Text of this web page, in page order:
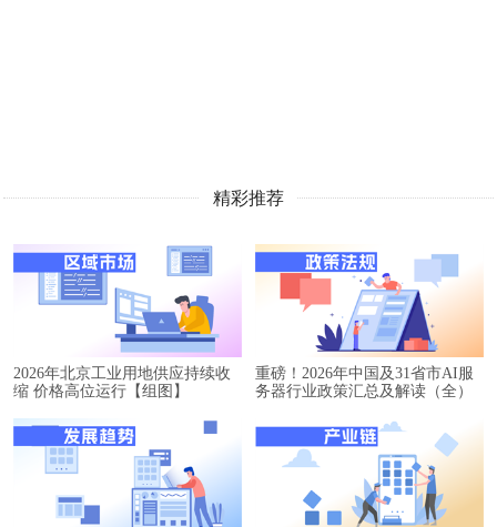
精彩推荐
2026年北京工业用地供应持续收
缩 价格高位运行【组图】
重磅！2026年中国及31省市AI服
务器行业政策汇总及解读（全）